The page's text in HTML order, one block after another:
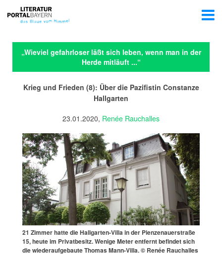
„Wieviel gefahrloser läßt sich leben, wenn man in der
Herde mitläuft ...“
Krieg und Frieden (8): Über die Pazifistin Constanze
Hallgarten
23.01.2020, Renée Rauchalles
21 Zimmer hatte die Hallgarten-Villa in der Pienzenauerstraße
15, heute im Privatbesitz. Wenige Meter entfernt befindet sich
die wiederaufgebaute Thomas Mann-Villa. © Renée Rauchalles